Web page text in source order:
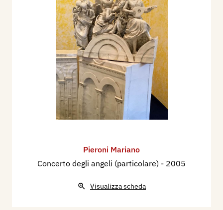
Pieroni Mariano
Concerto degli angeli (particolare) - 2005
Visualizza scheda